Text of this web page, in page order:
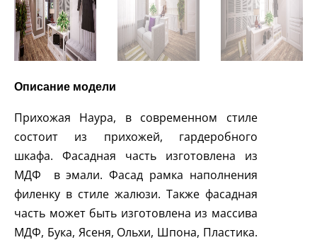
Описание модели
Прихожая Наура, в современном стиле
состоит из прихожей, гардеробного
шкафа. Фасадная часть изготовлена из
МДФ в эмали. Фасад рамка наполнения
филенку в стиле жалюзи. Также фасадная
часть может быть изготовлена из массива
МДФ, Бука, Ясеня, Ольхи, Шпона, Пластика.